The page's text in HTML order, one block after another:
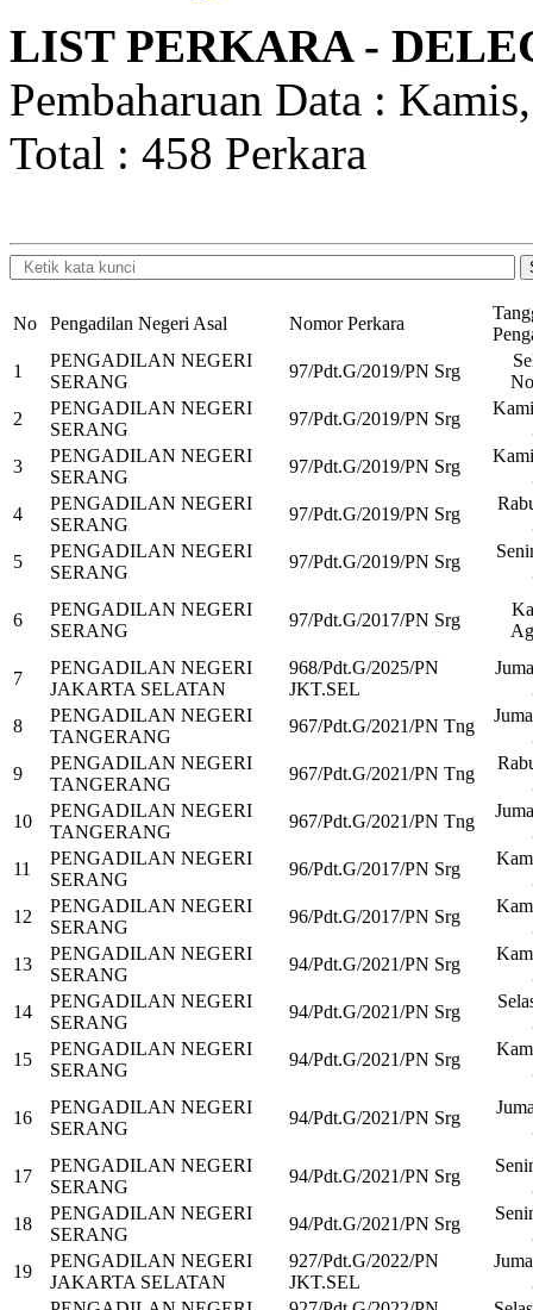
LIST PERKARA -
Pembaharuan Data :
Total : 458 Perkara
No Pengadilan Negeri Asal Nomor Perkara
1
PENGADILAN NEGERI
SERANG
97/Pdt.G/2019/PN Srg
2
PENGADILAN NEGERI
SERANG
97/Pdt.G/2019/PN Srg
3
PENGADILAN NEGERI
SERANG
97/Pdt.G/2019/PN Srg
4
PENGADILAN NEGERI
SERANG
97/Pdt.G/2019/PN Srg
5
PENGADILAN NEGERI
SERANG
97/Pdt.G/2019/PN Srg
6
PENGADILAN NEGERI
SERANG
97/Pdt.G/2017/PN Srg
7
PENGADILAN NEGERI
JAKARTA SELATAN
968/Pdt.G/2025/PN
JKT.SEL
8
PENGADILAN NEGERI
TANGERANG
967/Pdt.G/2021/PN Tng
9
PENGADILAN NEGERI
TANGERANG
967/Pdt.G/2021/PN Tng
10
PENGADILAN NEGERI
TANGERANG
967/Pdt.G/2021/PN Tng
11
PENGADILAN NEGERI
SERANG
96/Pdt.G/2017/PN Srg
12
PENGADILAN NEGERI
SERANG
96/Pdt.G/2017/PN Srg
13
PENGADILAN NEGERI
SERANG
94/Pdt.G/2021/PN Srg
14
PENGADILAN NEGERI
SERANG
94/Pdt.G/2021/PN Srg
15
PENGADILAN NEGERI
SERANG
94/Pdt.G/2021/PN Srg
16
PENGADILAN NEGERI
SERANG
94/Pdt.G/2021/PN Srg
17
PENGADILAN NEGERI
SERANG
94/Pdt.G/2021/PN Srg
18
PENGADILAN NEGERI
SERANG
94/Pdt.G/2021/PN Srg
19
PENGADILAN NEGERI
JAKARTA SELATAN
927/Pdt.G/2022/PN
JKT.SEL